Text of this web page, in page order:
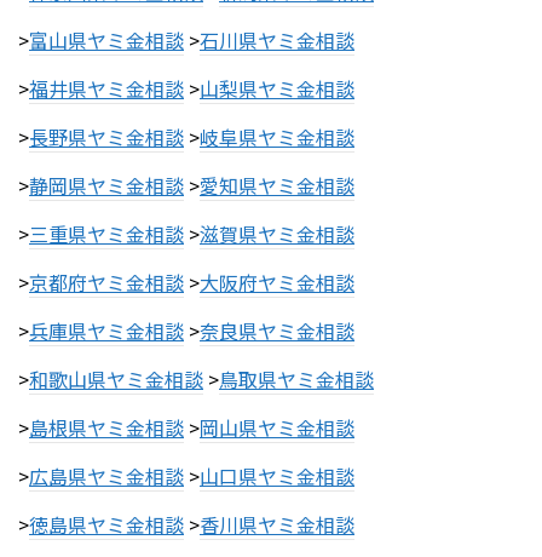
>富山県ヤミ金相談 >石川県ヤミ金相談
>福井県ヤミ金相談 >山梨県ヤミ金相談
>長野県ヤミ金相談 >岐阜県ヤミ金相談
>静岡県ヤミ金相談 >愛知県ヤミ金相談
>三重県ヤミ金相談 >滋賀県ヤミ金相談
>京都府ヤミ金相談 >大阪府ヤミ金相談
>兵庫県ヤミ金相談 >奈良県ヤミ金相談
>和歌山県ヤミ金相談 >鳥取県ヤミ金相談
>島根県ヤミ金相談 >岡山県ヤミ金相談
>広島県ヤミ金相談 >山口県ヤミ金相談
>徳島県ヤミ金相談 >香川県ヤミ金相談